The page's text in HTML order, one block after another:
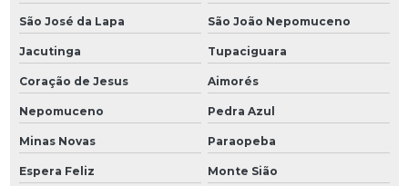
São José da Lapa São João Nepomuceno
Jacutinga Tupaciguara
Coração de Jesus Aimorés
Nepomuceno Pedra Azul
Minas Novas Paraopeba
Espera Feliz Monte Sião